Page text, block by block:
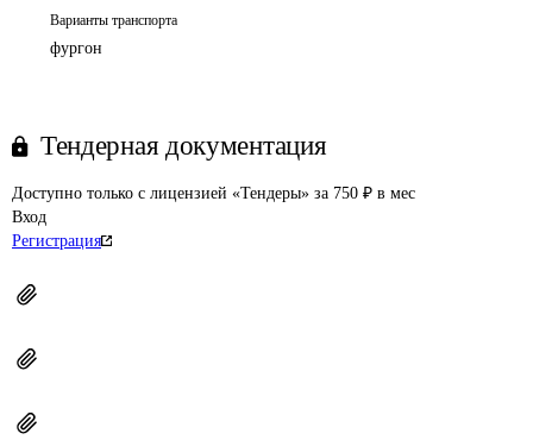
Варианты транспорта
фургон
Тендерная документация
Доступно только с лицензией «Тендеры» за 750 ₽ в мес
Вход
Регистрация